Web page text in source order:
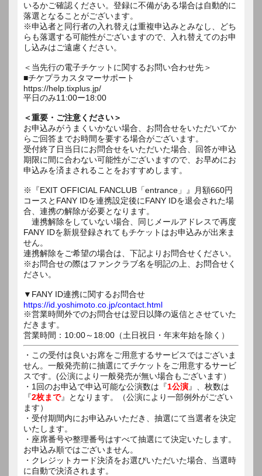
いるかご確認ください。登録に不備がある場合は自動的に
落選となることがございます。
※申込者と同行者の入れ替えは重複申込みとみなし、どち
らも落選する可能性がございますので、入れ替えてのお申
し込みはご遠慮ください。
＜当先行の電子チケットに関するお問い合わせ先＞
■チケプラカスタマーサポート
https://help.tixplus.jp/
平日のみ11:00ー18:00
＜重要・ご注意ください＞
お申込みがうまくいかない場合、お問合せをいただいてか
らご回答までお時間を要する場合がございます。
受付終了日当日にお問合せをいただいた場合、回答が申込
期限に間に合わない可能性がございますので、お早めにお
申込みを済まされることをおすすめします。
※『EXIT OFFICIAL FANCLUB「entrance」』月額660円
コースとFANY IDを連携設定後にFANY IDを退会された場
合、連携の解除が必要となります。
連携解除をしていない場合、同じメールアドレスで再度
FANY IDを新規登録されてもチケットはお申込みが出来ま
せん。
連携解除をご希望の場合は、下記よりお問合せください。
※お問合せの際はファンクラブ名を明記の上、お問合せく
ださい。
▼FANY ID連携に関するお問合せ
https://id.yoshimoto.co.jp/contact.html
※営業時間外でのお問合せは翌日以降の返信とさせていた
だきます。
営業時間：10:00～18:00（土日祝日・年末年始を除く）
・この受付は良いお席をご用意するサービスではございま
せん。一般発売前に抽選にてチケットをご用意するサービ
スです。(公演により一般発売が無い場合もございます）
・1回のお申込で申込可能な公演数は『1公演』、枚数は
『2枚まで』となります。（公演により一部例外がござい
ます）
・受付期間内にお申込みいただき、抽選にて当選者を決定
いたします。
・座席番号や整理番号はすべて抽選にて決定いたします。
お申込み順ではございません。
・クレジットカード決済をお選びいただいた場合、当選時
に自動で決済されます。